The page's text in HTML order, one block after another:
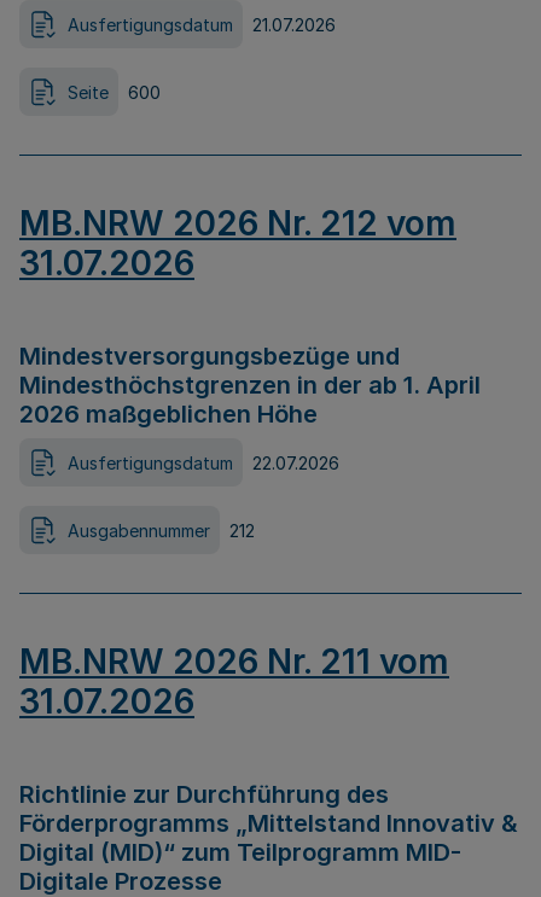
Ausfertigungsdatum 21.07.2026
Seite 600
MB.NRW 2026 Nr. 212 vom
31.07.2026
Mindestversorgungsbezüge und
Mindesthöchstgrenzen in der ab 1. April
2026 maßgeblichen Höhe
Ausfertigungsdatum 22.07.2026
Ausgabennummer 212
MB.NRW 2026 Nr. 211 vom
31.07.2026
Richtlinie zur Durchführung des
Förderprogramms „Mittelstand Innovativ &
Digital (MID)“ zum Teilprogramm MID-
Digitale Prozesse